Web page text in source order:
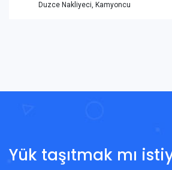
Duzce Nakliyeci, Kamyoncu
Yük taşıtmak mı